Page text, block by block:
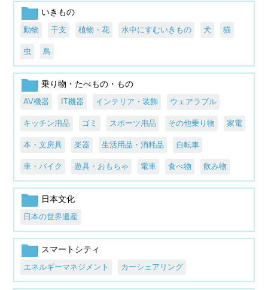
いきもの
動物 干支 植物・花 水中にすむいきもの 犬 猫
虫 鳥
乗り物・たべもの・もの
AV機器 IT機器 インテリア・装飾 ウェアラブル
キッチン用品 ゴミ スポーツ用品 その他乗り物 家電
本・文房具 楽器 生活用品・消耗品 自転車
車・バイク 遊具・おもちゃ 電車 食べ物 飲み物
日本文化
日本の世界遺産
スマートシティ
エネルギーマネジメント カーシェアリング